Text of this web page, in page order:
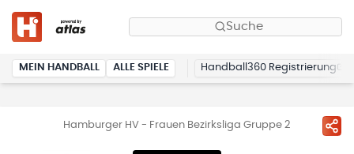
Suche
MEIN HANDBALL ALLE SPIELE Handball360 Registrierung
Hamburger HV - Frauen Bezirksliga Gruppe 2